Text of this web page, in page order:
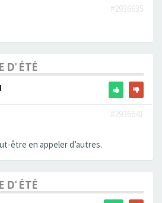
#2936635
D' ÉTÉ
#2936641
être en appeler d’autres.
D' ÉTÉ